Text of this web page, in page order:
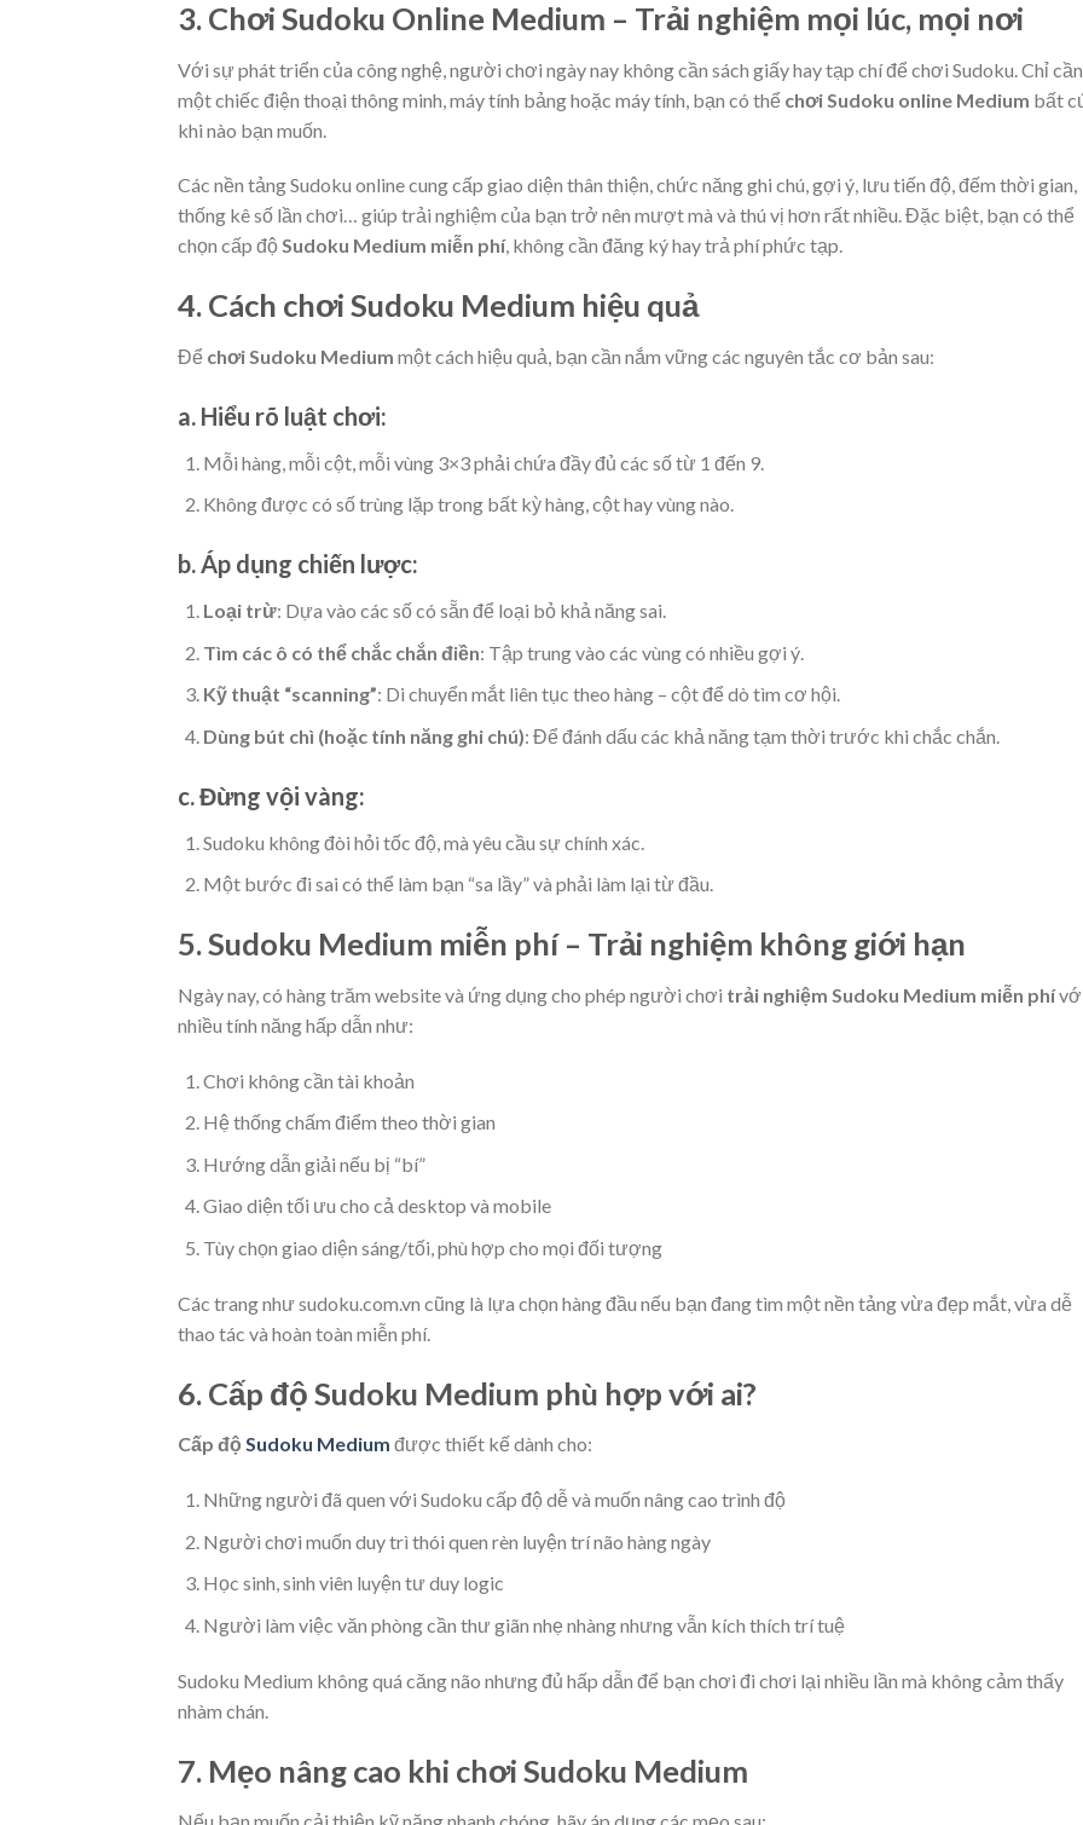
3. Chơi Sudoku Online Medium – Trải nghiệm mọi lúc, mọi nơi
Với sự phát triển của công nghệ, người chơi ngày nay không cần sách giấy hay tạp chí để chơi Sudoku. Chỉ cần
một chiếc điện thoại thông minh, máy tính bảng hoặc máy tính, bạn có thể chơi Sudoku online Medium bất
khi nào bạn muốn.
Các nền tảng Sudoku online cung cấp giao diện thân thiện, chức năng ghi chú, gợi ý, lưu tiến độ, đếm thời gian,
thống kê số lần chơi… giúp trải nghiệm của bạn trở nên mượt mà và thú vị hơn rất nhiều. Đặc biệt, bạn có thể
chọn cấp độSudoku Medium miễn phí, không cần đăng ký hay trả phí phức tạp.
4. Cách chơi Sudoku Medium hiệu quả
Để chơi Sudoku Medium một cách hiệu quả, bạn cần nắm vững các nguyên tắc cơ bản sau:
a. Hiểu rõ luật chơi:
Mỗi hàng, mỗi cột, mỗi vùng 3×3 phải chứa đầy đủ các số từ 1 đến 9.
Không được có số trùng lặp trong bất kỳ hàng, cột hay vùng nào.
b. Áp dụng chiến lược:
Loại trừ: Dựa vào các số có sẵn để loại bỏ khả năng sai.
Tìm các ô có thể chắc chắn điền: Tập trung vào các vùng có nhiều gợi ý.
Kỹ thuật “scanning”: Di chuyển mắt liên tục theo hàng – cột để dò tìm cơ hội.
Dùng bút chì (hoặc tính năng ghi chú): Để đánh dấu các khả năng tạm thời trước khi chắc chắn.
c. Đừng vội vàng:
Sudoku không đòi hỏi tốc độ, mà yêu cầu sự chính xác.
Một bước đi sai có thể làm bạn “sa lầy” và phải làm lại từ đầu.
5. Sudoku Medium miễn phí – Trải nghiệm không giới hạn
Ngày nay, có hàng trăm website và ứng dụng cho phép người chơi trải nghiệm Sudoku Medium miễn phí
nhiều tính năng hấp dẫn như:
Chơi không cần tài khoản
Hệ thống chấm điểm theo thời gian
Hướng dẫn giải nếu bị “bí”
Giao diện tối ưu cho cả desktop và mobile
Tùy chọn giao diện sáng/tối, phù hợp cho mọi đối tượng
Các trang như sudoku.com.vn cũng là lựa chọn hàng đầu nếu bạn đang tìm một nền tảng vừa đẹp mắt, vừa dễ
thao tác và hoàn toàn miễn phí.
6. Cấp độ Sudoku Medium phù hợp với ai?
Cấp độ Sudoku Medium được thiết kế dành cho:
Những người đã quen với Sudoku cấp độ dễ và muốn nâng cao trình độ
Người chơi muốn duy trì thói quen rèn luyện trí não hàng ngày
Học sinh, sinh viên luyện tư duy logic
Người làm việc văn phòng cần thư giãn nhẹ nhàng nhưng vẫn kích thích trí tuệ
Sudoku Medium không quá căng não nhưng đủ hấp dẫn để bạn chơi đi chơi lại nhiều lần mà không cảm thấy
nhàm chán.
7. Mẹo nâng cao khi chơi Sudoku Medium